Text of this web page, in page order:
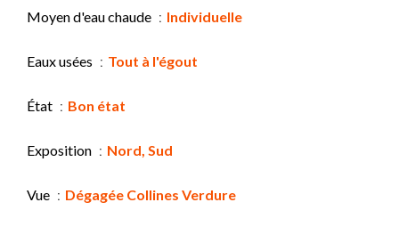
Moyen d'eau chaude Individuelle
Eaux usées Tout à l'égout
État Bon état
Exposition Nord, Sud
Vue Dégagée Collines Verdure